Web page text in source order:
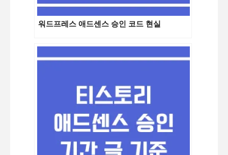
워드프레스 애드센스 승인 코드 현실